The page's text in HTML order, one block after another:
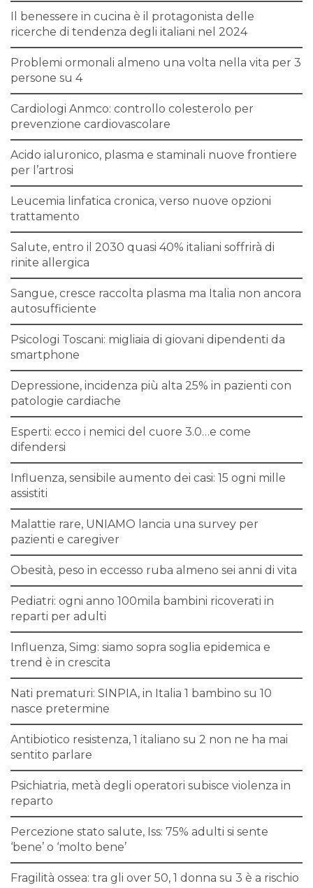
Il benessere in cucina è il protagonista delle
ricerche di tendenza degli italiani nel 2024
Problemi ormonali almeno una volta nella vita per 3
persone su 4
Cardiologi Anmco: controllo colesterolo per
prevenzione cardiovascolare
Acido ialuronico, plasma e staminali nuove frontiere
per l’artrosi
Leucemia linfatica cronica, verso nuove opzioni
trattamento
Salute, entro il 2030 quasi 40% italiani soffrirà di
rinite allergica
Sangue, cresce raccolta plasma ma Italia non ancora
autosufficiente
Psicologi Toscani: migliaia di giovani dipendenti da
smartphone
Depressione, incidenza più alta 25% in pazienti con
patologie cardiache
Esperti: ecco i nemici del cuore 3.0…e come
difendersi
Influenza, sensibile aumento dei casi: 15 ogni mille
assistiti
Malattie rare, UNIAMO lancia una survey per
pazienti e caregiver
Obesità, peso in eccesso ruba almeno sei anni di vita
Pediatri: ogni anno 100mila bambini ricoverati in
reparti per adulti
Influenza, Simg: siamo sopra soglia epidemica e
trend è in crescita
Nati prematuri: SINPIA, in Italia 1 bambino su 10
nasce pretermine
Antibiotico resistenza, 1 italiano su 2 non ne ha mai
sentito parlare
Psichiatria, metà degli operatori subisce violenza in
reparto
Percezione stato salute, Iss: 75% adulti si sente
‘bene’ o ‘molto bene’
Fragilità ossea: tra gli over 50, 1 donna su 3 è a rischio